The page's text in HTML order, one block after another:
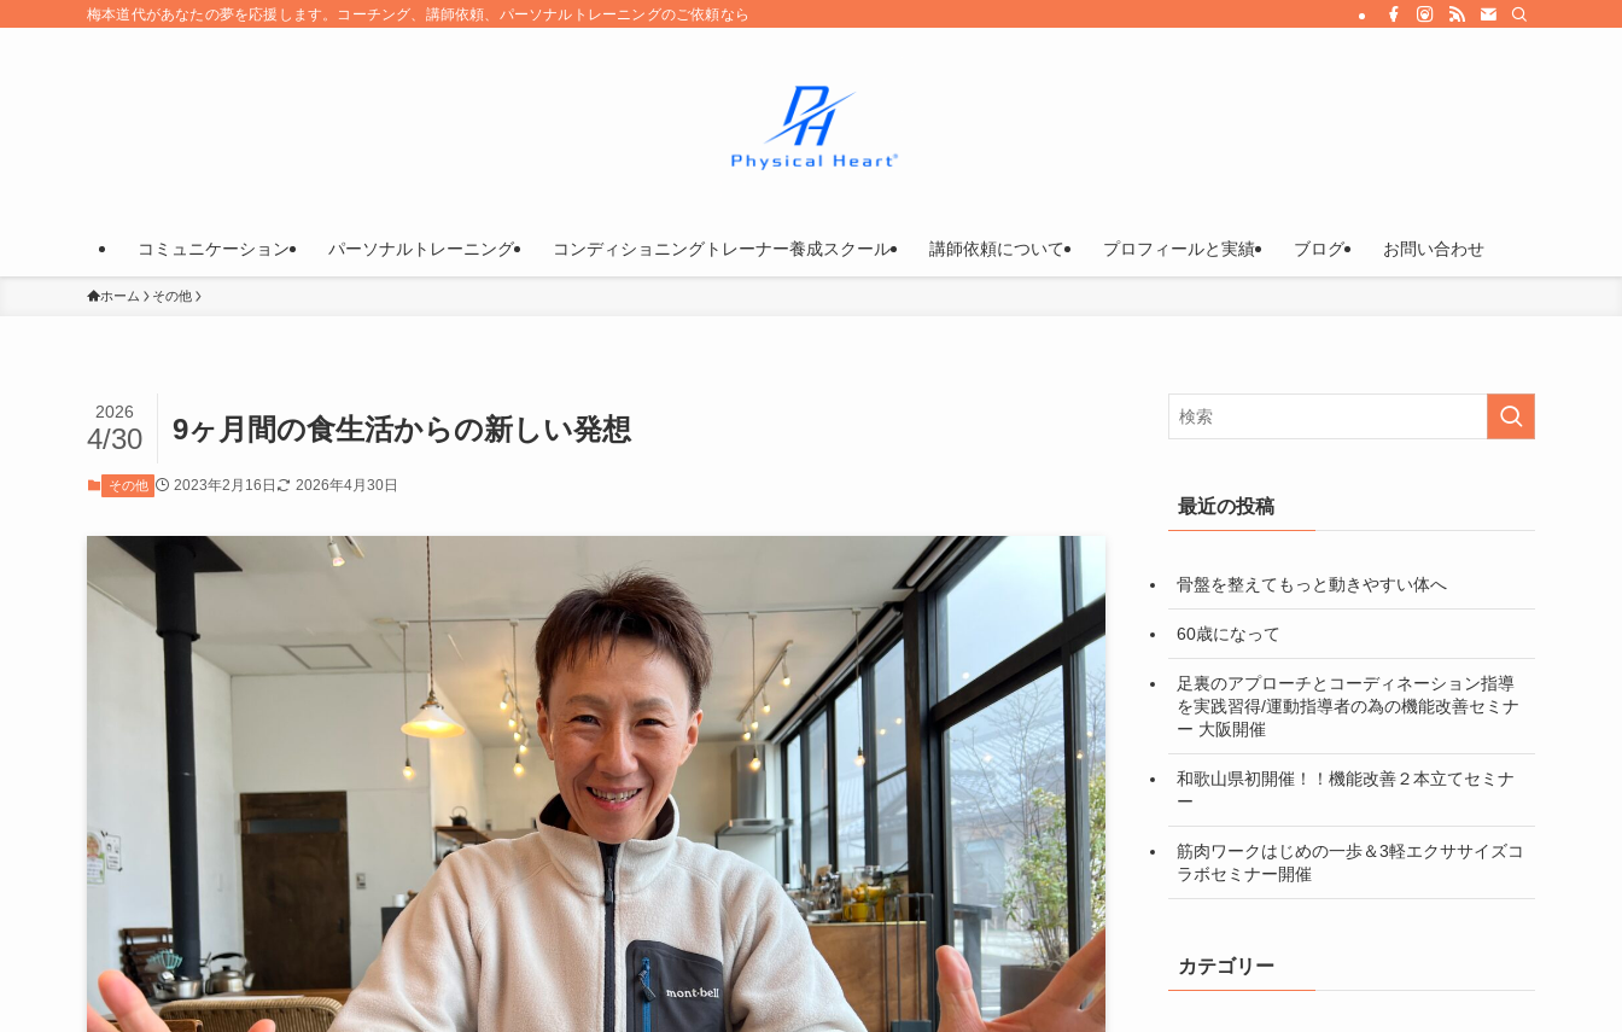
梅本道代があなたの夢を応援します。コーチング、講師依頼、パーソナルトレーニングのご依頼なら
コミュニケーション パーソナルトレーニング コンディショニングトレーナー養成スクール 講師依頼について プロフィールと実績 ブログ お問い合わせ
ホーム その他
9ヶ月間の食生活からの新しい発想
2026
4/30
その他 2023年2月16日 2026年4月30日
最近の投稿
骨盤を整えてもっと動きやすい体へ
60歳になって
足裏のアプローチとコーディネーション指導
を実践習得/運動指導者の為の機能改善セミナ
ー 大阪開催
和歌山県初開催！！機能改善２本立てセミナ
ー
筋肉ワークはじめの一歩＆3軽エクササイズコ
ラボセミナー開催
カテゴリー